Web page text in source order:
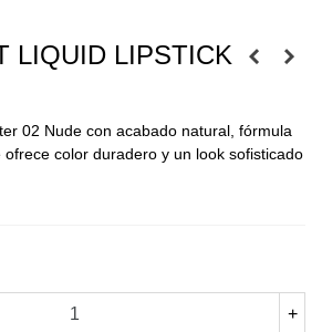
LIQUID LIPSTICK
02 Nude con acabado natural, fórmula
color duradero y un look sofisticado
+